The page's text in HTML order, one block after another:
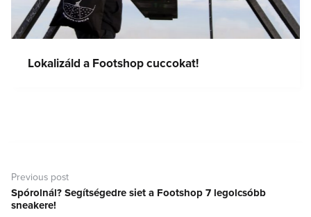
Lokalizáld a Footshop cuccokat!
navigáció
Previous post
Previous
post:
Spórolnál? Segítségedre siet a Footshop 7 legolcsóbb
sneakere!